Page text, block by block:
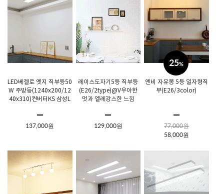
LED베젤로 엣지 직부등50
W 주방등(1240x200/12
40x310)컨버터KS 삼성L
137,000원
레이스도자기5등 직부등
(E26/2type)@V우아한
멋과 엘레강스한 느낌
129,000원
25%
엔비 자유봉 5등 일자형직
부(E26/3color)
77,000원
58,000원